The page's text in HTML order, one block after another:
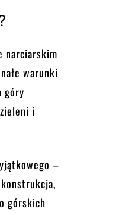
narciarskim
warunki
góry
i
–
górskich